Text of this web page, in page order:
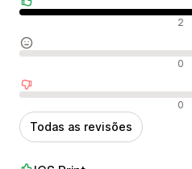
2
0
0
Todas as revisões